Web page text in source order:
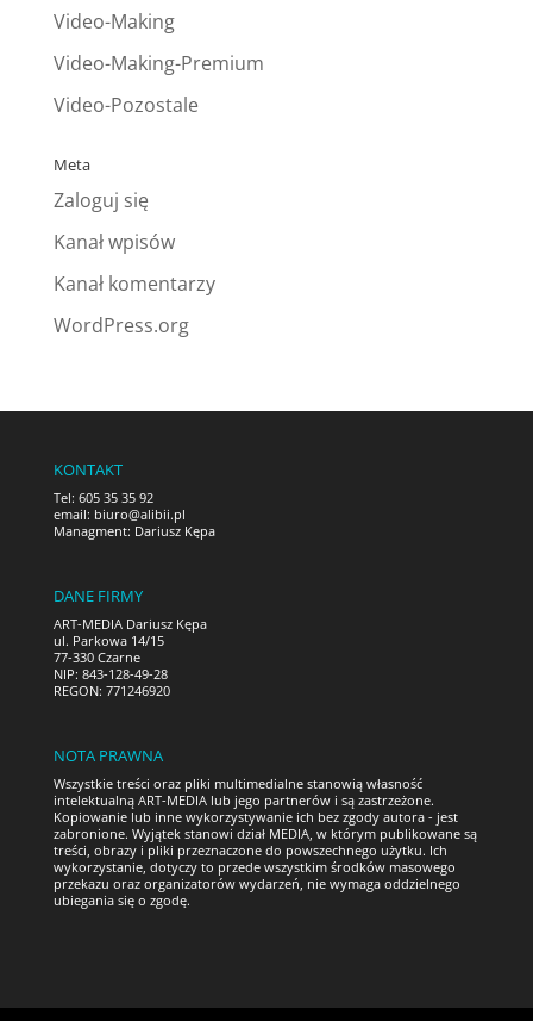
Video-Making
Video-Making-Premium
Video-Pozostale
Meta
Zaloguj się
Kanał wpisów
Kanał komentarzy
WordPress.org
KONTAKT
Tel: 605 35 35 92
email: biuro@alibii.pl
Managment: Dariusz Kępa
DANE FIRMY
ART-MEDIA Dariusz Kępa
ul. Parkowa 14/15
77-330 Czarne
NIP: 843-128-49-28
REGON: 771246920
NOTA PRAWNA
Wszystkie treści oraz pliki multimedialne stanowią własność
intelektualną ART-MEDIA lub jego partnerów i są zastrzeżone.
Kopiowanie lub inne wykorzystywanie ich bez zgody autora - jest
zabronione. Wyjątek stanowi dział MEDIA, w którym publikowane są
treści, obrazy i pliki przeznaczone do powszechnego użytku. Ich
wykorzystanie, dotyczy to przede wszystkim środków masowego
przekazu oraz organizatorów wydarzeń, nie wymaga oddzielnego
ubiegania się o zgodę.